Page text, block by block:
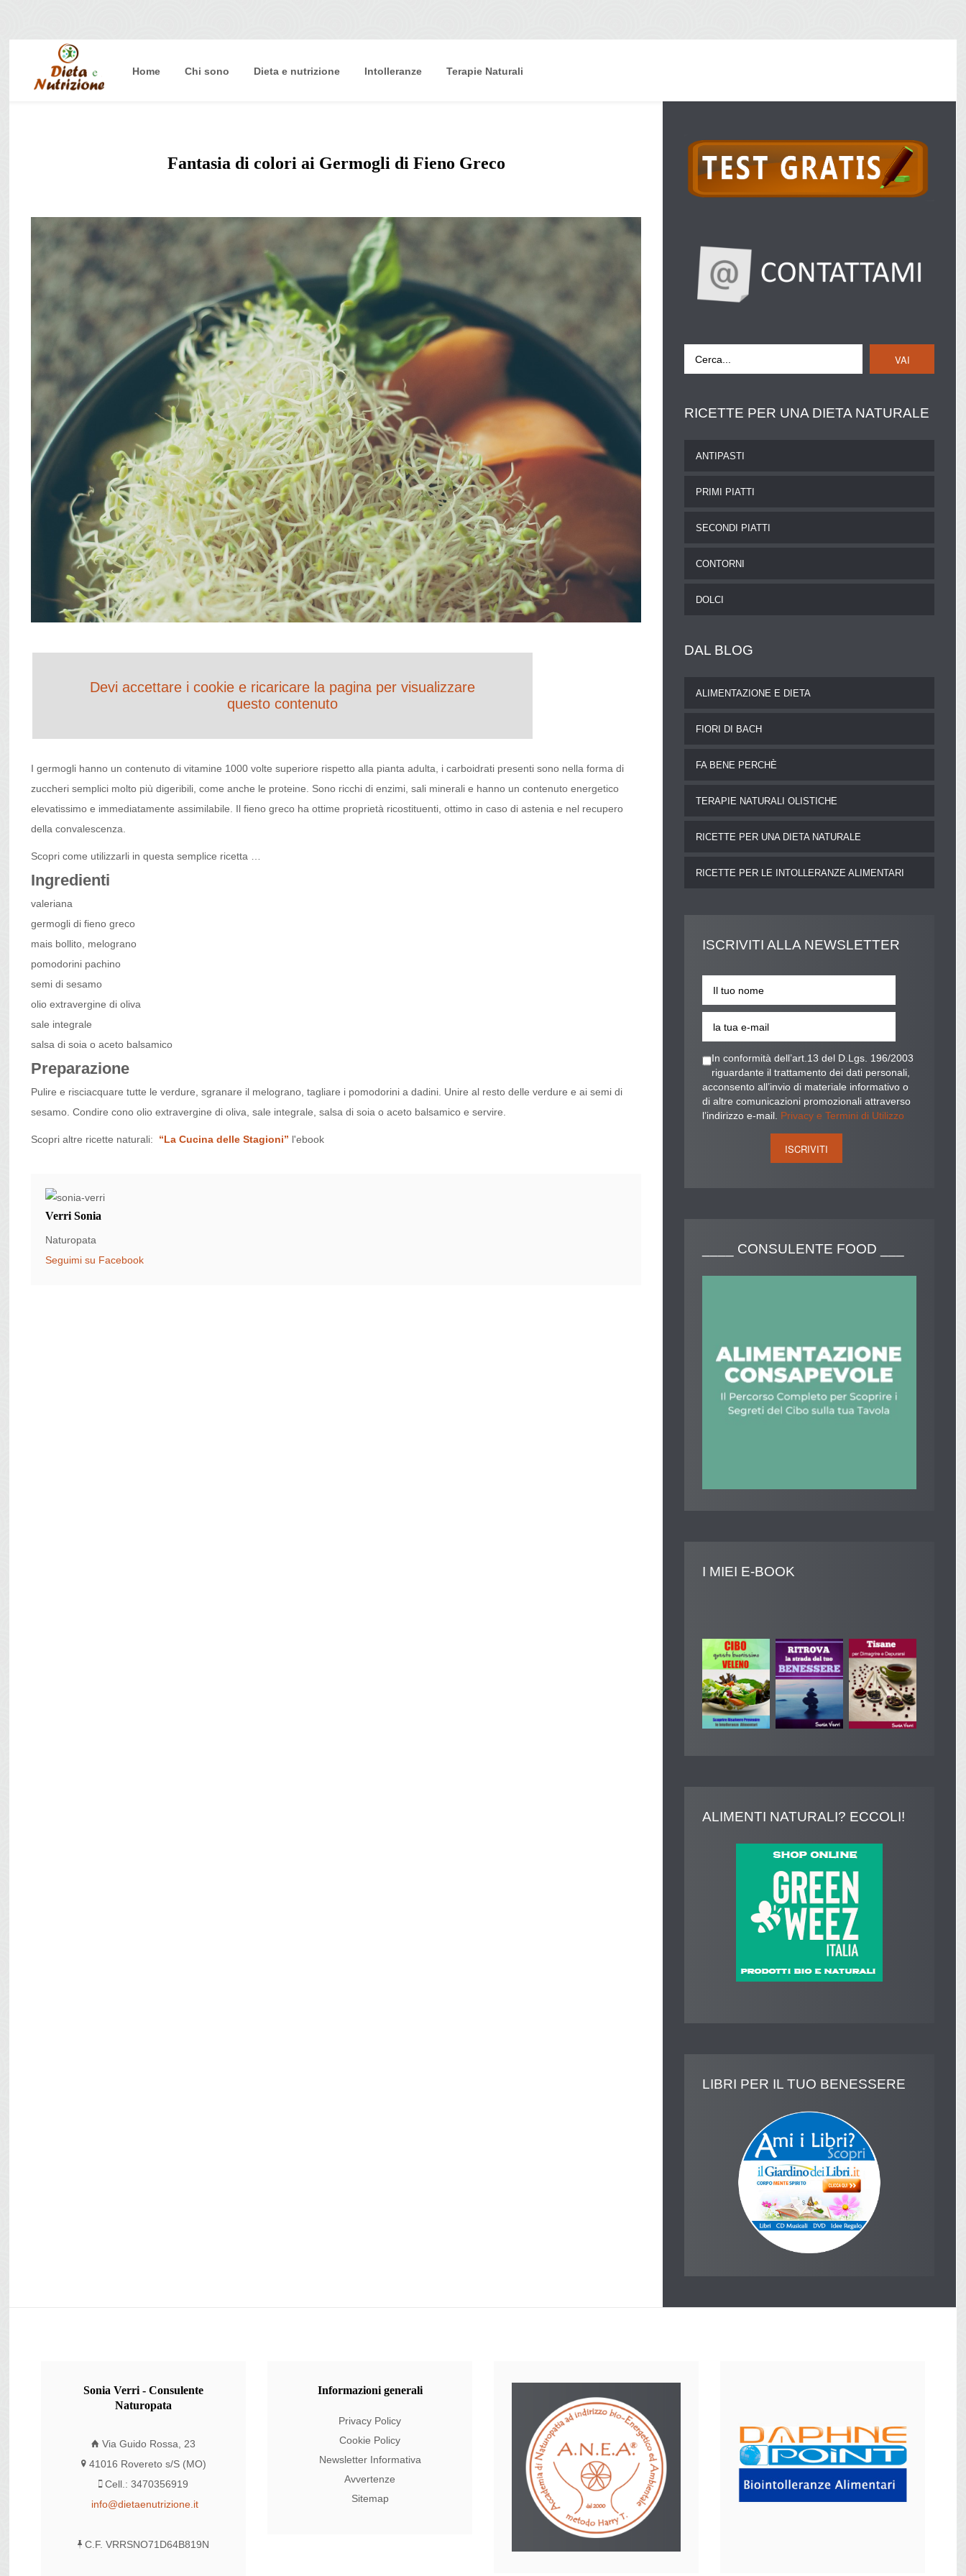
Home Chi sono Dieta e nutrizione Intolleranze Terapie Naturali
Fantasia di colori ai Germogli di Fieno Greco
Devi accettare i cookie e ricaricare la pagina per visualizzare
questo contenuto
I germogli hanno un contenuto di vitamine 1000 volte superiore rispetto alla pianta adulta, i carboidrati presenti sono nella forma di
zuccheri semplici molto più digeribili, come anche le proteine. Sono ricchi di enzimi, sali minerali e hanno un contenuto energetico
elevatissimo e immediatamente assimilabile. Il fieno greco ha ottime proprietà ricostituenti, ottimo in caso di astenia e nel recupero
della convalescenza.
Scopri come utilizzarli in questa semplice ricetta …
Ingredienti
valeriana
germogli di fieno greco
mais bollito, melograno
pomodorini pachino
semi di sesamo
olio extravergine di oliva
sale integrale
salsa di soia o aceto balsamico
Preparazione
Pulire e risciacquare tutte le verdure, sgranare il melograno, tagliare i pomodorini a dadini. Unire al resto delle verdure e ai semi di
sesamo. Condire cono olio extravergine di oliva, sale integrale, salsa di soia o aceto balsamico e servire.
Scopri altre ricette naturali: “La Cucina delle Stagioni” l'ebook
Verri Sonia
Naturopata
Seguimi su Facebook
VAI
RICETTE PER UNA DIETA NATURALE
ANTIPASTI
PRIMI PIATTI
SECONDI PIATTI
CONTORNI
DOLCI
DAL BLOG
ALIMENTAZIONE E DIETA
FIORI DI BACH
FA BENE PERCHÈ
TERAPIE NATURALI OLISTICHE
RICETTE PER UNA DIETA NATURALE
RICETTE PER LE INTOLLERANZE ALIMENTARI
ISCRIVITIALLA NEWSLETTER
In conformità dell’art.13 del D.Lgs. 196/2003
riguardante il trattamento dei dati personali,
acconsento all’invio di materiale informativo o
di altre comunicazioni promozionali attraverso
l’indirizzo e-mail. Privacy e Termini di Utilizzo
CONSULENTE FOOD ___
I MIEI E-BOOK
ALIMENTI NATURALI? ECCOLI!
LIBRI PER IL TUO BENESSERE
SoniaVerri - Consulente
Naturopata
Via Guido Rossa, 23
41016 Rovereto s/S (MO)
Cell.: 3470356919
info@dietaenutrizione.it
C.F. VRRSNO71D64B819N
Informazionigenerali
Privacy Policy
Cookie Policy
Newsletter Informativa
Avvertenze
Sitemap